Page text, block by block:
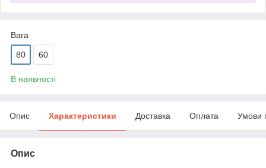
Вага
80 60
В наявності
Опис Характеристики Доставка Оплата Умови
Опис